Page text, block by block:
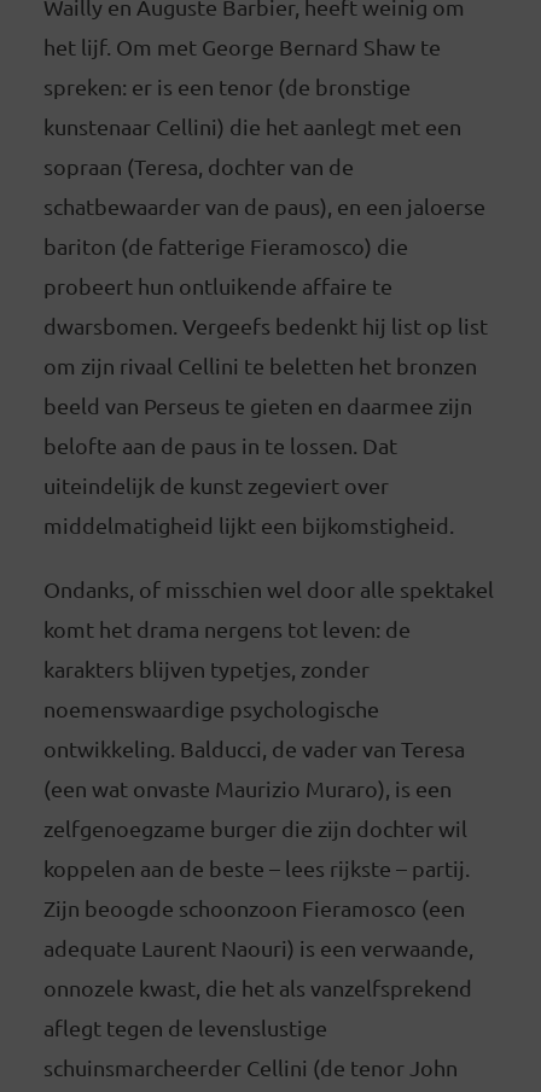
Wailly en Auguste Barbier, heeft weinig om
het lijf. Om met George Bernard Shaw te
spreken: er is een tenor (de bronstige
kunstenaar Cellini) die het aanlegt met een
sopraan (Teresa, dochter van de
schatbewaarder van de paus), en een jaloerse
bariton (de fatterige Fieramosco) die
probeert hun ontluikende affaire te
dwarsbomen. Vergeefs bedenkt hij list op list
om zijn rivaal Cellini te beletten het bronzen
beeld van Perseus te gieten en daarmee zijn
belofte aan de paus in te lossen. Dat
uiteindelijk de kunst zegeviert over
middelmatigheid lijkt een bijkomstigheid.
Ondanks, of misschien wel door alle spektakel
komt het drama nergens tot leven: de
karakters blijven typetjes, zonder
noemenswaardige psychologische
ontwikkeling. Balducci, de vader van Teresa
(een wat onvaste Maurizio Muraro), is een
zelfgenoegzame burger die zijn dochter wil
koppelen aan de beste – lees rijkste – partij.
Zijn beoogde schoonzoon Fieramosco (een
adequate Laurent Naouri) is een verwaande,
onnozele kwast, die het als vanzelfsprekend
aflegt tegen de levenslustige
schuinsmarcheerder Cellini (de tenor John